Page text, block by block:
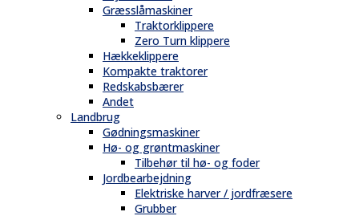
Græsslåmaskiner
Traktorklippere
Zero Turn klippere
Hækkeklippere
Kompakte traktorer
Redskabsbærer
Andet
Landbrug
Gødningsmaskiner
Hø- og grøntmaskiner
Tilbehør til hø- og foder
Jordbearbejdning
Elektriske harver / jordfræsere
Grubber